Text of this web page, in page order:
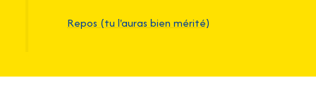
Repos (tu l'auras bien mérité)